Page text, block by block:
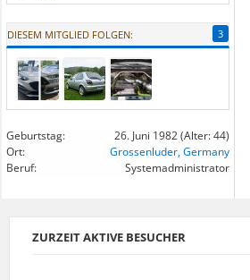
DIESEM MITGLIED FOLGEN: 3
Geburtstag: 26. Juni 1982(Alter: 44)
Ort:
Grossenluder, Germany
Beruf:
Systemadministrator
ZURZEIT AKTIVE BESUCHER